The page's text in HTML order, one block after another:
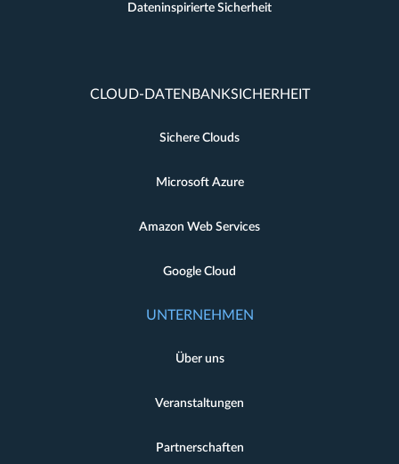
Dateninspirierte Sicherheit
CLOUD-DATENBANKSICHERHEIT
Sichere Clouds
Microsoft Azure
Amazon Web Services
Google Cloud
UNTERNEHMEN
Über uns
Veranstaltungen
Partnerschaften